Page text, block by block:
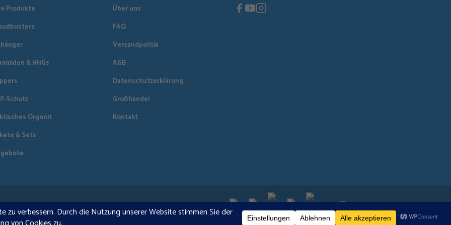
Abmessungen: Dicke – 10 mm, Durchmesser – 34 mm, leicht linsenförmig.
abweichen)
Produkte
& HHGs
Schutz
Orgonit
& Sets
Über uns
FAQ
Versandpolitik
AGB
Datenschutzerklärung
Großhandel
Kontakt
kostenloser Versand · © 2026 Orgonise Africa